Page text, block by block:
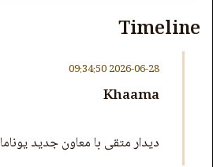
Timeline
2026-06-28 09:34:50
Khaama
دیدار متقی با معاون جدید یوناما